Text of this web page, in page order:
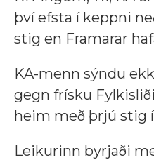
því efsta í keppni
stig en Framarar
KA-menn sýndu
gegn frísku
heim með þrjú stig
Leikurinn byrjaði